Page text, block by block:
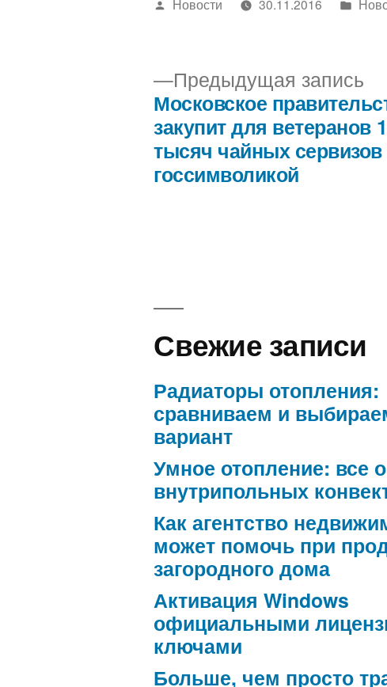
Новости 30.11.2016
Навигация
Предыдущая запись
Московское
закупит для ветеранов
тысяч чайных сервизов
госсимволикой
Свежие записи
Радиаторы отопления:
сравниваем и
вариант
Умное отопление: все о
внутрипольных
Как агентство
может помочь при
загородного дома
Активация Windows
официальными
ключами
Больше, чем просто